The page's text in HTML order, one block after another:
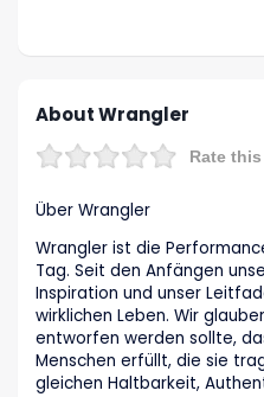
About Wrangler
Rate
Über Wrangler
Wrangler ist die
Tag. Seit den Anfängen
Inspiration und unser
wirklichen Leben. Wir
entworfen werden sollte,
Menschen erfüllt, die sie
gleichen Haltbarkeit,